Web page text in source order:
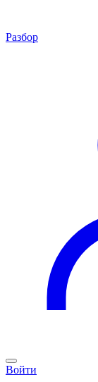
Разбор
Войти